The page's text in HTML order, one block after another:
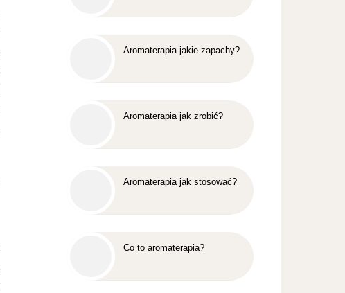
Aromaterapia jakie zapachy?
Aromaterapia jak zrobić?
Aromaterapia jak stosować?
Co to aromaterapia?